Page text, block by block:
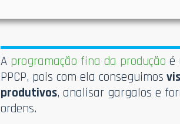
A programação fina da produção é
PPCP, pois com ela conseguimos
produtivos, analisar gargalos e
ordens.